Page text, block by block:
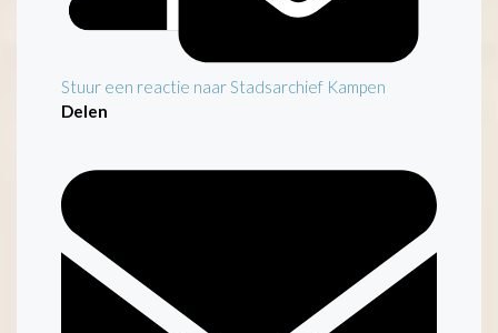
Stuur een reactie naar Stadsarchief Kampen
Delen